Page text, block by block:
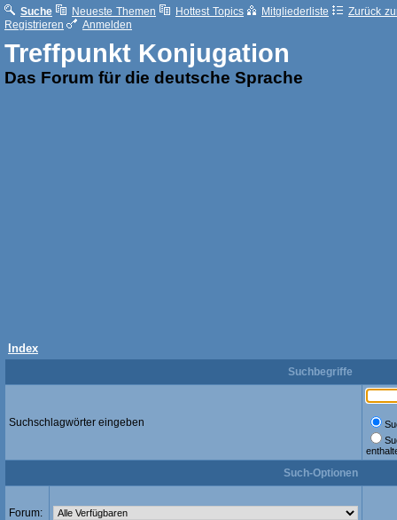
Suche Neueste Themen Hottest Topics Mitgliederliste
Zurück
Registrieren
Anmelden
Treffpunkt Konjugation
Das Forum für die deutsche Sprache
Index
Suchbegriffe
Suchschlagwörter eingeben
Such-Optionen
Forum: